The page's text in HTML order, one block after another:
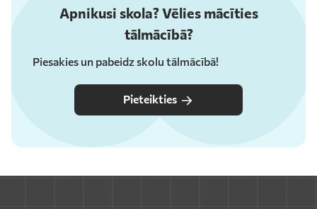
Apnikusi skola? Vēlies mācīties
tālmācībā?
Piesakies un pabeidz skolu tālmācībā!
Pieteikties